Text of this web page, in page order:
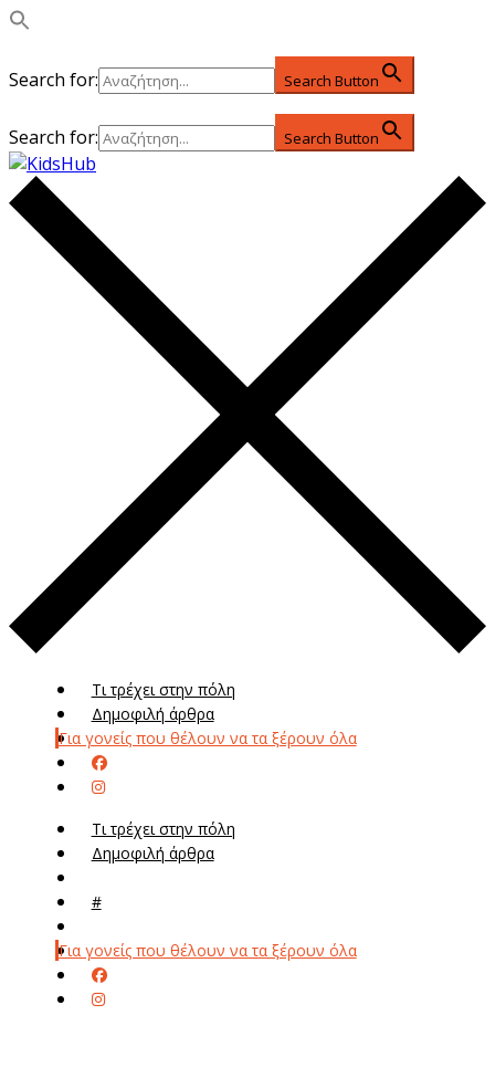
Search for: Search Button
Search for: Search Button
Τι τρέχει στην πόλη
Δημοφιλή άρθρα
Για γονείς που θέλουν να τα ξέρουν όλα
Τι τρέχει στην πόλη
Δημοφιλή άρθρα
#
Για γονείς που θέλουν να τα ξέρουν όλα